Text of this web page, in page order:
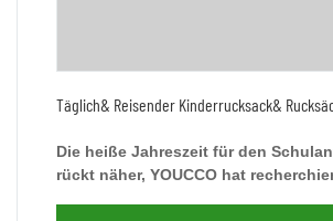
Täglich& Reisender Kinderrucksack&
Die heiße Jahreszeit für den
rückt näher, YOUCCO hat